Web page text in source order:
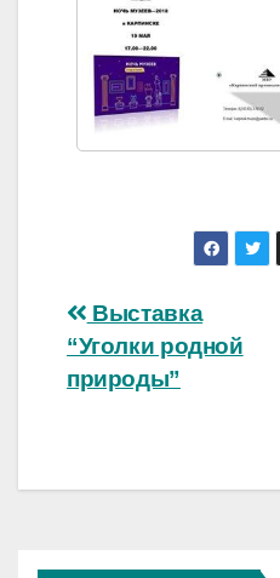
Навигация
по
Выставка
“Уголки родной
природы”